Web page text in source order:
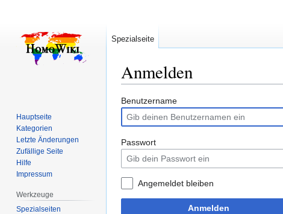
Anmelden
Zur
Navigation
springen
Zur
Suche
springen
Benutzername
Passwort
Angemeldet bleiben
Anmelden
Spezialseite
Hauptseite
Kategorien
Letzte Änderungen
Zufällige Seite
Hilfe
Impressum
Werkzeuge
Spezialseiten